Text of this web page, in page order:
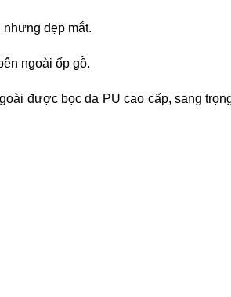
đẹp mắt.
ngoài ốp gỗ.
được bọc da PU cao cấp, sang